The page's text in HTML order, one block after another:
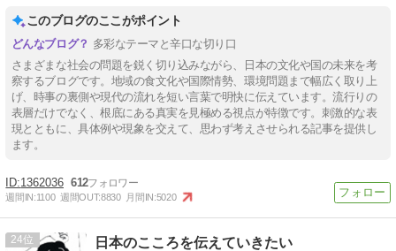
このブログのここがポイント
多彩なテーマと辛口な切り口
さまざまな社会の問題を鋭く切り込みながら、日本の文化や国の未来を考
察するブログです。地域の食文化や国際情勢、環境問題まで幅広く取り上
げ、時事の裏側や現代の流れを短い言葉で明快に伝えています。流行りの
表層だけでなく、根底にある真実を見極める視点が特徴です。刺激的な表
現とともに、具体例や現象を交えて、思わず考えさせられる記事を提供し
ます。
1362036 612
週間IN:1100 週間OUT:8830 月間IN:5020
24 日本のこころを伝えていきたい